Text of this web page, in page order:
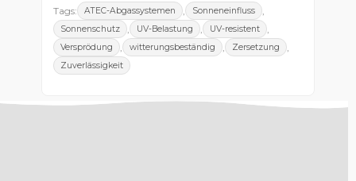
Tags: ATEC-Abgassystemen , Sonneneinfluss ,
Sonnenschutz , UV-Belastung , UV-resistent ,
Versprödung , witterungsbeständig , Zersetzung ,
Zuverlässigkeit